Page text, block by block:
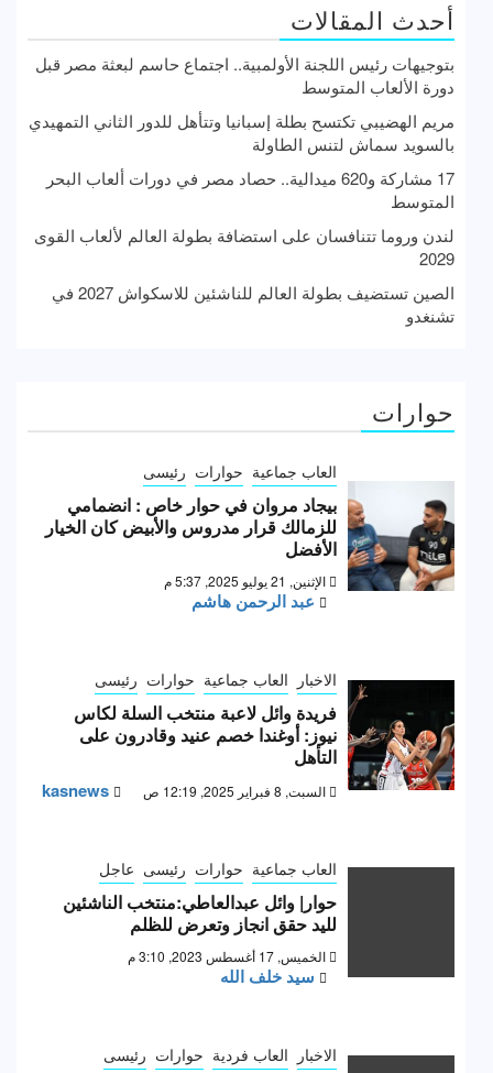
أحدث المقالات
بتوجيهات رئيس اللجنة الأولمبية.. اجتماع حاسم لبعثة مصر قبل
دورة الألعاب المتوسط
مريم الهضيبي تكتسح بطلة إسبانيا وتتأهل للدور الثاني التمهيدي
بالسويد سماش لتنس الطاولة
17 مشاركة و620 ميدالية.. حصاد مصر في دورات ألعاب البحر
المتوسط
لندن وروما تتنافسان على استضافة بطولة العالم لألعاب القوى
2029
الصين تستضيف بطولة العالم للناشئين للاسكواش 2027 في
تشنغدو
حوارات
العاب جماعية حوارات رئيسى
بيجاد مروان في حوار خاص : انضمامي
للزمالك قرار مدروس والأبيض كان الخيار
الأفضل
الإثنين, 21 يوليو 2025, 5:37 م
عبد الرحمن هاشم
الاخبار العاب جماعية حوارات رئيسى
فريدة وائل لاعبة منتخب السلة لكاس
نيوز: أوغندا خصم عنيد وقادرون على
التأهل
السبت, 8 فبراير 2025, 12:19 ص kasnews
العاب جماعية حوارات رئيسى عاجل
حوار| وائل عبدالعاطي:منتخب الناشئين
لليد حقق انجاز وتعرض للظلم
الخميس, 17 أغسطس 2023, 3:10 م
سيد خلف الله
الاخبار العاب فردية حوارات رئيسى